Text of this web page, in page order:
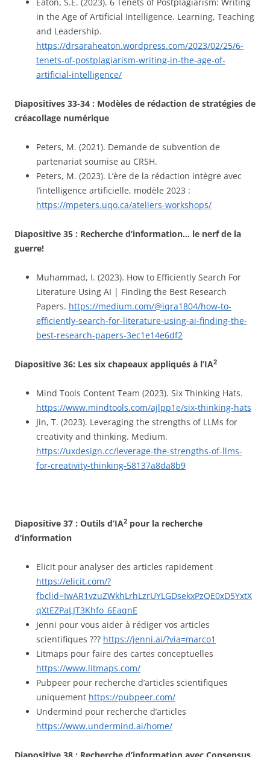
in the Age of Artificial Intelligence. Learning, Teaching
and Leadership.
https://drsaraheaton.wordpress.com/2023/02/25/6-
tenets-of-postplagiarism-writing-in-the-age-of-
artificial-intelligence/
Diapositives 33-34 : Modèles de rédaction de stratégies de
créacollage numérique
Peters, M. (2021). Demande de subvention de
partenariat soumise au CRSH.
Peters, M. (2023). L’ère de la rédaction intègre avec
l’intelligence artificielle, modèle 2023 :
https://mpeters.uqo.ca/ateliers-workshops/
Diapositive 35 : Recherche d’information… le nerf de la
guerre!
Muhammad, I. (2023). How to Efficiently Search For
Literature Using AI | Finding the Best Research
Papers. https://medium.com/@iqra1804/how-to-
efficiently-search-for-literature-using-ai-finding-the-
best-research-papers-3ec1e14e6df2
Diapositive 36: Les six chapeaux appliqués à l’IA2
Mind Tools Content Team (2023). Six Thinking Hats.
https://www.mindtools.com/ajlpp1e/six-thinking-hats
Jin, T. (2023). Leveraging the strengths of LLMs for
creativity and thinking. Medium.
https://uxdesign.cc/leverage-the-strengths-of-llms-
for-creativity-thinking-58137a8da8b9
Diapositive 37 : Outils d’IA2 pour la recherche
d’information
Elicit pour analyser des articles rapidement
https://elicit.com/?
fbclid=IwAR1vzuZWkhLrhLzrUYLGDsekxPzQE0xD5YxtX
qXtEZPaLJT3Khfo_6EaqnE
Jenni pour vous aider à rédiger vos articles
scientifiques ??? https://jenni.ai/?via=marco1
Litmaps pour faire des cartes conceptuelles
https://www.litmaps.com/
Pubpeer pour recherche d’articles scientifiques
uniquement https://pubpeer.com/
Undermind pour recherche d’articles
https://www.undermind.ai/home/